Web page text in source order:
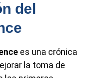
del
es una crónica
la toma de